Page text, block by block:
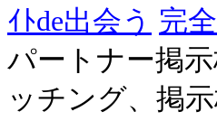
ｲﾄde出会う 完
パートナー掲
ッチング、掲